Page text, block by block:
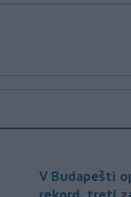
V Budapešti